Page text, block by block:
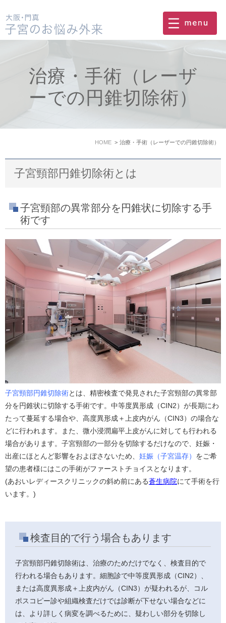
治療・手術（レーザ
ーでの円錐切除術）
HOME 治療・手術（レーザーでの円錐切除術）
子宮頸部円錐切除術とは
子宮頸部の異常部分を円錐状に切除する手
術です
子宮頸部円錐切除術とは、精密検査で発見された子宮頸部の異常部
分を円錐状に切除する手術です。中等度異形成（CIN2）が長期にわ
たって蔓延する場合や、高度異形成＋上皮内がん（CIN3）の場合な
どに行われます。また、微小浸潤扁平上皮がんに対しても行われる
場合があります。子宮頸部の一部分を切除するだけなので、妊娠・
出産にほとんど影響をおよぼさないため、 妊娠（子宮温存） をご希
望の患者様にはこの手術がファーストチョイスとなります。
(あおいレディースクリニックの斜め前にある蒼生病院にて手術を行
います。)
検査目的で行う場合もあります
子宮頸部円錐切除術は、治療のためだけでなく、検査目的で
行われる場合もあります。細胞診で中等度異形成（CIN2）、
または高度異形成＋上皮内がん（CIN3）が疑われるが、コル
ポスコピー診や組織検査だけでは診断が下せない場合などに
は、より詳しく病変を調べるために、疑わしい部分を切除し